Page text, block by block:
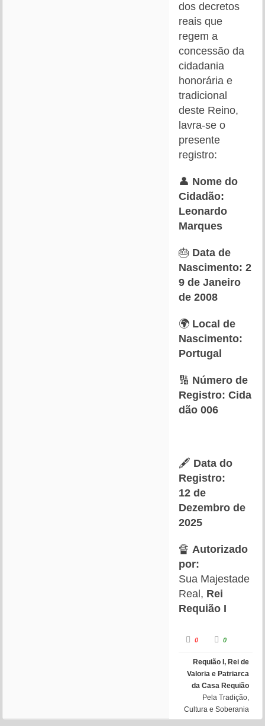
dos decretos
reais que
regem a
concessão da
cidadania
honorária e
tradicional
deste Reino,
lavra-se o
presente
registro:
👤 Nome do
Cidadão:
Leonardo
Marques
🎂 Data de
Nascimento:2
9 de Janeiro
de 2008
🌍 Local de
Nascimento:
Portugal
🔢 Número de
Registro:Cida
dão 006
🖋 Data do
Registro:
12 de
Dezembro de
2025
🔏Autorizado
por:
Sua Majestade
Real, Rei
Requião I
C
q
u
e
p
a
r
e
0
C
u
e
p
a
r
a
o
0
Requião I, Rei de
Valoria e Patriarca
da Casa Requião
Pela Tradição,
Cultura e Soberania